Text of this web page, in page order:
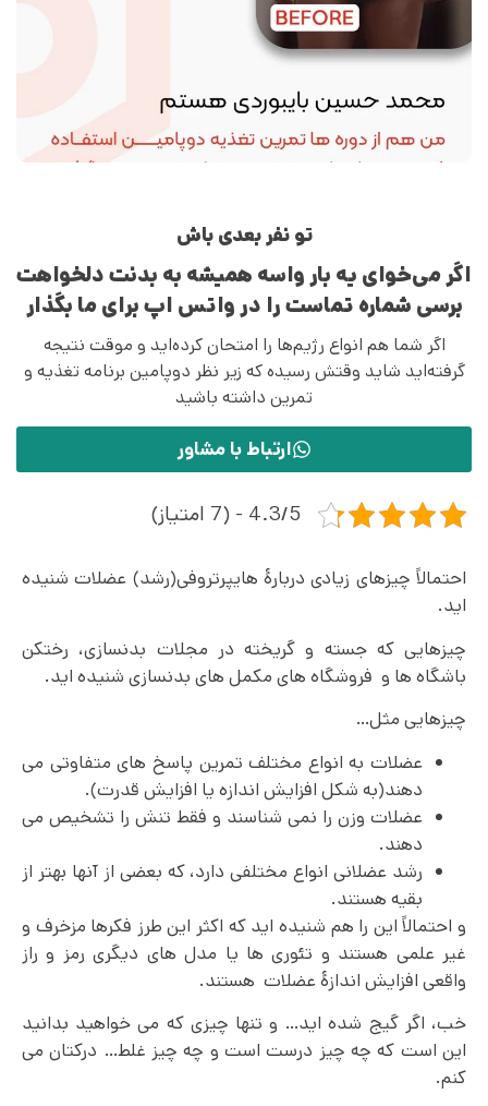
تو نفر بعدی باش
اگر می‌خوای یه بار واسه همیشه به بدنت دلخواهت
برسی شماره تماست را در واتس اپ برای ما بگذار
اگر شما هم انواع رژیم‌ها را امتحان کرده‌اید و موقت نتیجه
گرفته‌اید شاید وقتش رسیده که زیر نظر دوپامین برنامه تغذیه و
تمرین داشته باشید
ارتباط با مشاور
4.3/5 - (7 امتیاز)
احتمالاً چیزهای زیادی دربارۀ هایپرتروفی(رشد) عضلات شنیده
اید.
چیزهایی که جسته و گریخته در مجلات بدنسازی، رختکن
باشگاه ها و فروشگاه های مکمل های بدنسازی شنیده اید.
چیزهایی مثل…
عضلات به انواع مختلف تمرین پاسخ های متفاوتی می
دهند(به شکل افزایش اندازه یا افزایش قدرت).
عضلات وزن را نمی شناسند و فقط تنش را تشخیص می
دهند.
رشد عضلانی انواع مختلفی دارد، که بعضی از آنها بهتر از
بقیه هستند.
و احتمالاً این را هم شنیده اید که اکثر این طرز فکرها مزخرف و
غیر علمی هستند و تئوری ها یا مدل های دیگری رمز و راز
واقعی افزایش اندازۀ عضلات هستند.
خب، اگر گیج شده اید… و تنها چیزی که می خواهید بدانید
این است که چه چیز درست است و چه چیز غلط… درکتان می
کنم.